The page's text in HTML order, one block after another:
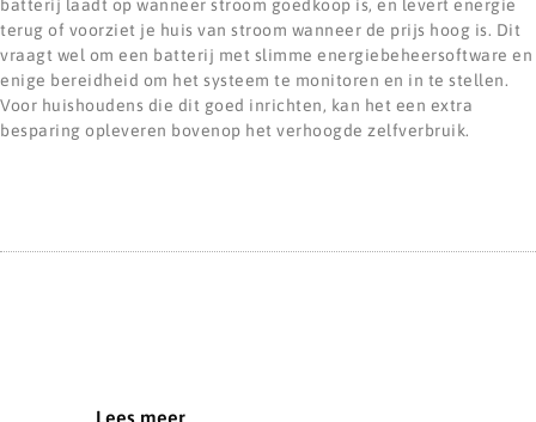
batterij laadt op wanneer stroom goedkoop is, en levert energie
terug of voorziet je huis van stroom wanneer de prijs hoog is. Dit
vraagt wel om een batterij met slimme energiebeheersoftware en
enige bereidheid om het systeem te monitoren en in te stellen.
Voor huishoudens die dit goed inrichten, kan het een extra
besparing opleveren bovenop het verhoogde zelfverbruik.